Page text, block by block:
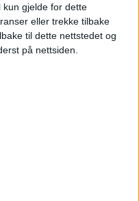
kun gjelde for dette
eller trekke tilbake
til dette nettstedet og
på nettsiden.